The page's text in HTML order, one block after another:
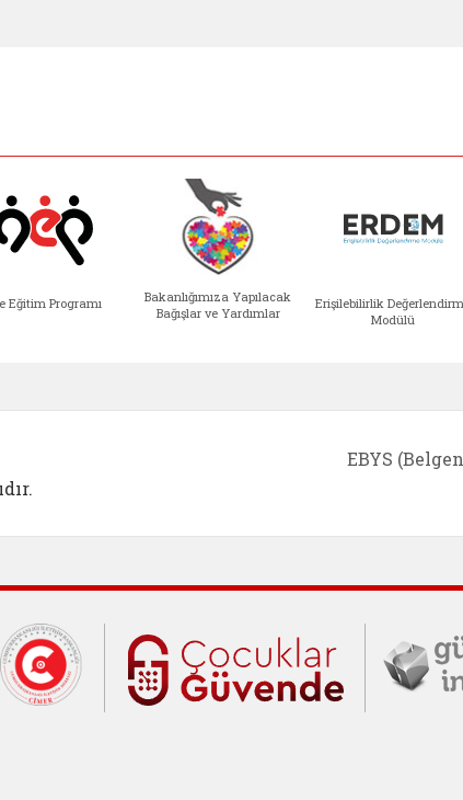
Eğitim Programı
Bakanlığımıza Yapılacak
Bağışlar ve Yardımlar
Erişilebilirlik
Modülü
EBYS
Cumhurbaşkanlığı İletişim Merkezi
Çocuklar